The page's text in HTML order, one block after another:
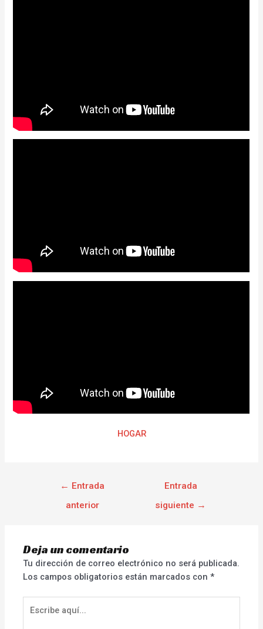
HOGAR
← Entrada
anterior
Entrada
siguiente →
Deja un comentario
Tu dirección de correo electrónico no será publicada.
Los campos obligatorios están marcados con*
aquí...